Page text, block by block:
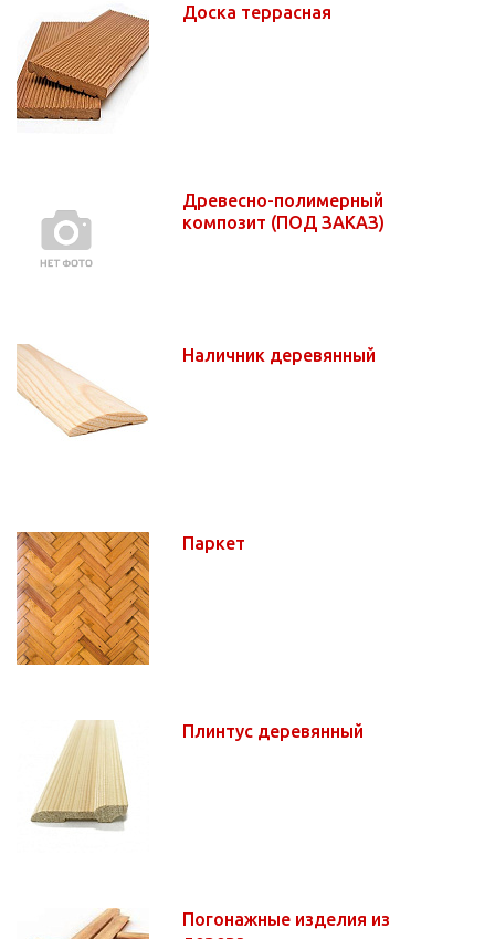
Доска террасная
Древесно-полимерный
композит (ПОД ЗАКАЗ)
Наличник деревянный
Паркет
Плинтус деревянный
Погонажные изделия из